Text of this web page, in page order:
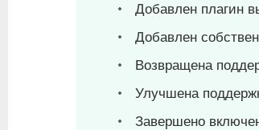
Добавлен плагин
Добавлен
Возвращена
Улучшена
Завершено